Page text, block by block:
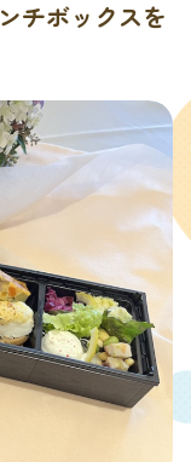
チボックスを